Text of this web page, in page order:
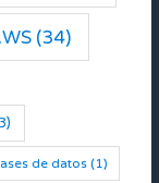
(34)
de datos(1)